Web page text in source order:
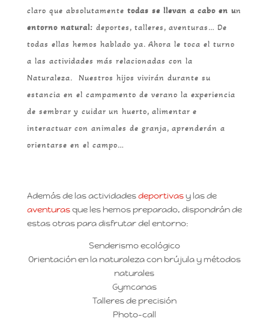
claro que absolutamente todas se llevan a cabo en un
entorno natural: deportes, talleres, aventuras… De
todas ellas hemos hablado ya. Ahora le toca el turno
a las actividades más relacionadas con la
Naturaleza. Nuestros hijos vivirán durante su
estancia en el campamento de verano la experiencia
de sembrar y cuidar un huerto, alimentar e
interactuar con animales de granja, aprenderán a
orientarse en el campo…
Además de las actividadesdeportivasy las de
aventurasque les hemos preparado, dispondrán de
estas otras para disfrutar del entorno:
Senderismo ecológico
Orientación en la naturaleza con brújula y métodos
naturales
Gymcanas
Talleres de precisión
Photo-call